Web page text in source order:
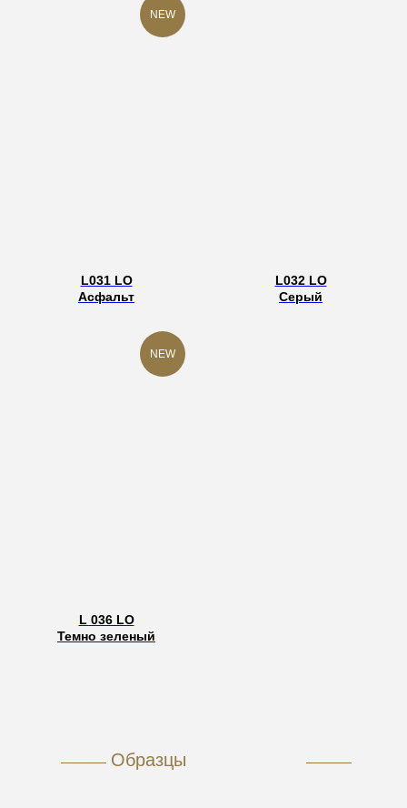
NEW
L031 LO
Асфальт
L032 LO
Серый
NEW
L 036 LO
Темно зеленый
Образцы